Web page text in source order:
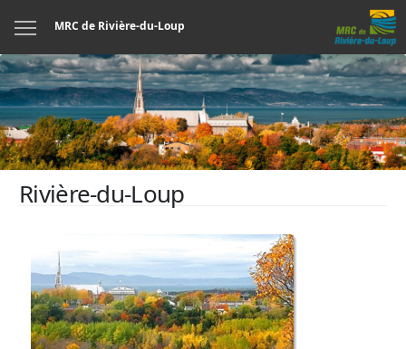
MRC de Rivière-du-Loup
Rivière-du-Loup